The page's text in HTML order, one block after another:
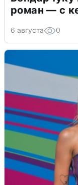
роман — с
6 августа 0